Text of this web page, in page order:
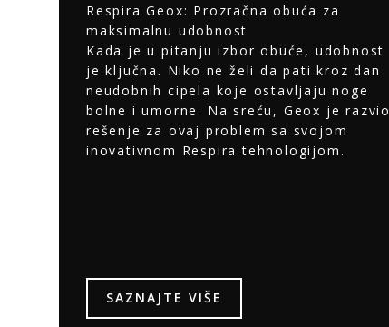
Respira Geox: Prozračna obuća za
maksimalnu udobnost
Kada je u pitanju izbor obuće, udobnost
je ključna. Niko ne želi da pati kroz dan
neudobnih cipela koje ostavljaju noge
bolne i umorne. Na sreću, Geox je razvio
rešenje za ovaj problem sa svojom
inovativnom Respira tehnologijom.
SAZNAJTE VIŠE